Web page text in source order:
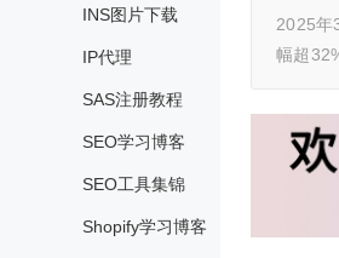
INS图片下载
IP代理
SAS注册教程
SEO学习博客
SEO工具集锦
Shopify学习博客
2025年
幅超